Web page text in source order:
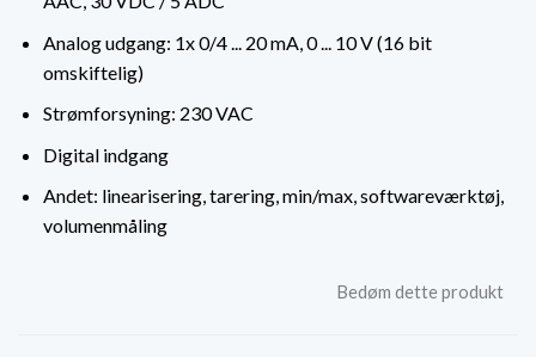
Analog udgang: 1x 0/4 ... 20 mA, 0 ... 10 V (16 bit
omskiftelig)
Strømforsyning: 230 VAC
Digital indgang
Andet: linearisering, tarering, min/max, softwareværktøj,
volumenmåling
Bedøm dette produkt